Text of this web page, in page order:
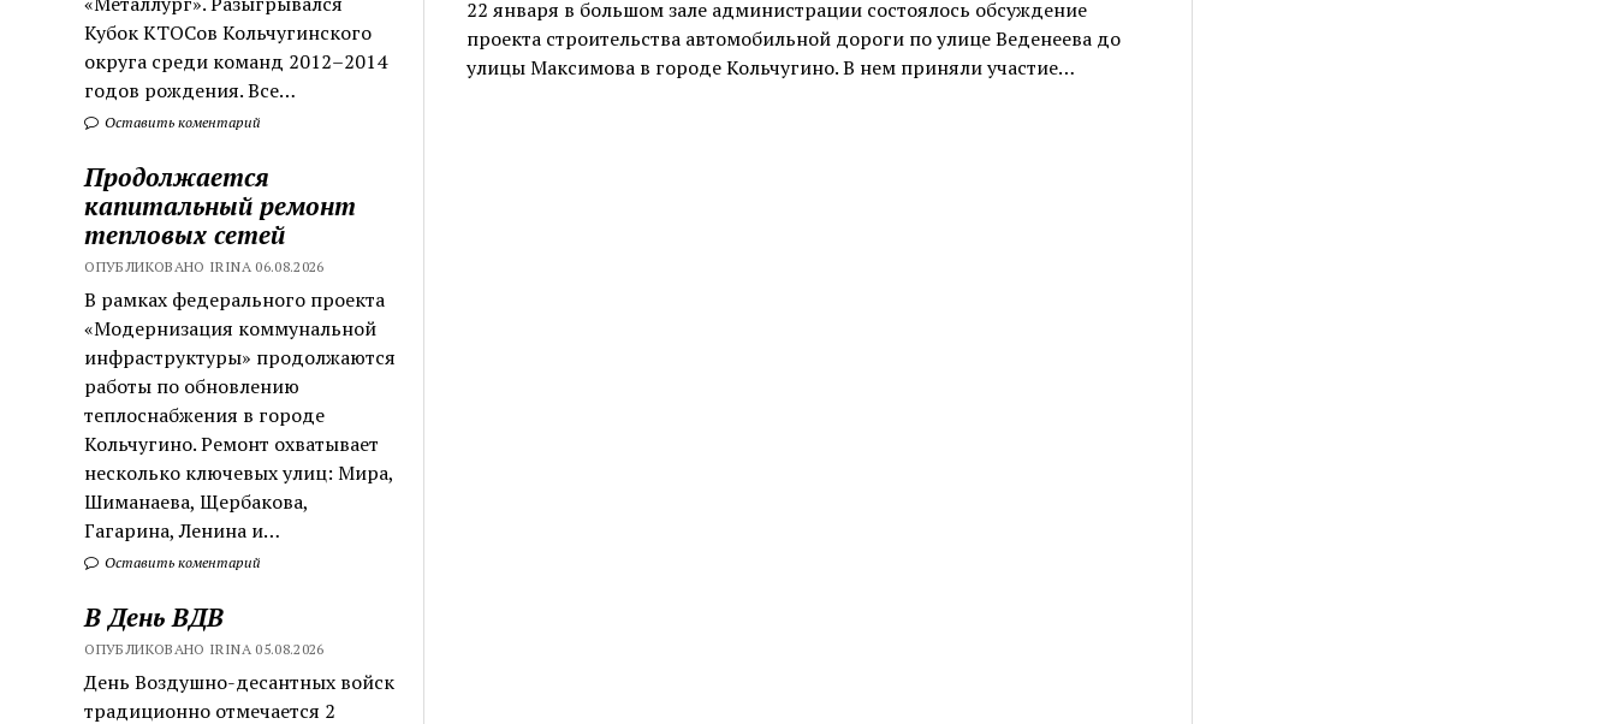
Кубок КТОСов Кольчугинского
округа среди команд 2012–2014
годов рождения. Все…
Оставить коментарий
Продолжается
капитальный ремонт
тепловых сетей
ОПУБЛИКОВАНО IRINA 06.08.2026
В рамках федерального проекта
«Модернизация коммунальной
инфраструктуры» продолжаются
работы по обновлению
теплоснабжения в городе
Кольчугино. Ремонт охватывает
несколько ключевых улиц: Мира,
Шиманаева, Щербакова,
Гагарина, Ленина и…
Оставить коментарий
В День ВДВ
ОПУБЛИКОВАНО IRINA 05.08.2026
День Воздушно-десантных войск
традиционно отмечается 2
22 января в большом зале администрации состоялось обсуждение
проекта строительства автомобильной дороги по улице Веденеева до
улицы Максимова в городе Кольчугино. В нем приняли участие…